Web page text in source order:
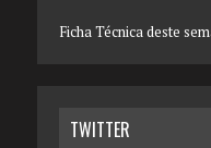
Ficha Técnica deste
TWITTER